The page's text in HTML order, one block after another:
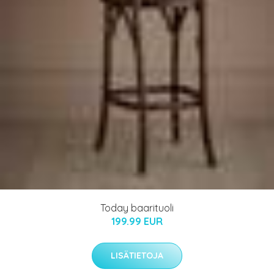
Today baarituoli
199.99 EUR
LISÄTIETOJA